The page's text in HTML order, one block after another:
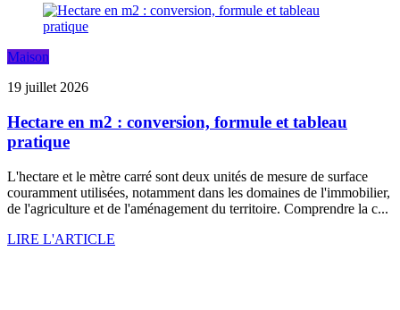
Maison
19 juillet 2026
Hectare en m2 : conversion, formule et tableau
pratique
L'hectare et le mètre carré sont deux unités de mesure de surface
couramment utilisées, notamment dans les domaines de l'immobilier,
de l'agriculture et de l'aménagement du territoire. Comprendre la c...
LIRE L'ARTICLE